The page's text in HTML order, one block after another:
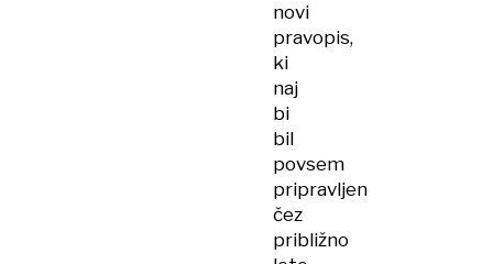
novi
pravopis,
ki
naj
bi
bil
povsem
pripravljen
čez
približno